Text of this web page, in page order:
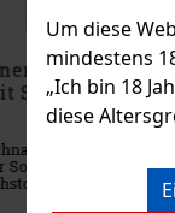
Um diese
mindestens
„Ich bin 18
diese
Emil Marillen
AUF LAGER(> 5
Emil Marillen
handgepflückten,
österreichischen
ohne künstliche